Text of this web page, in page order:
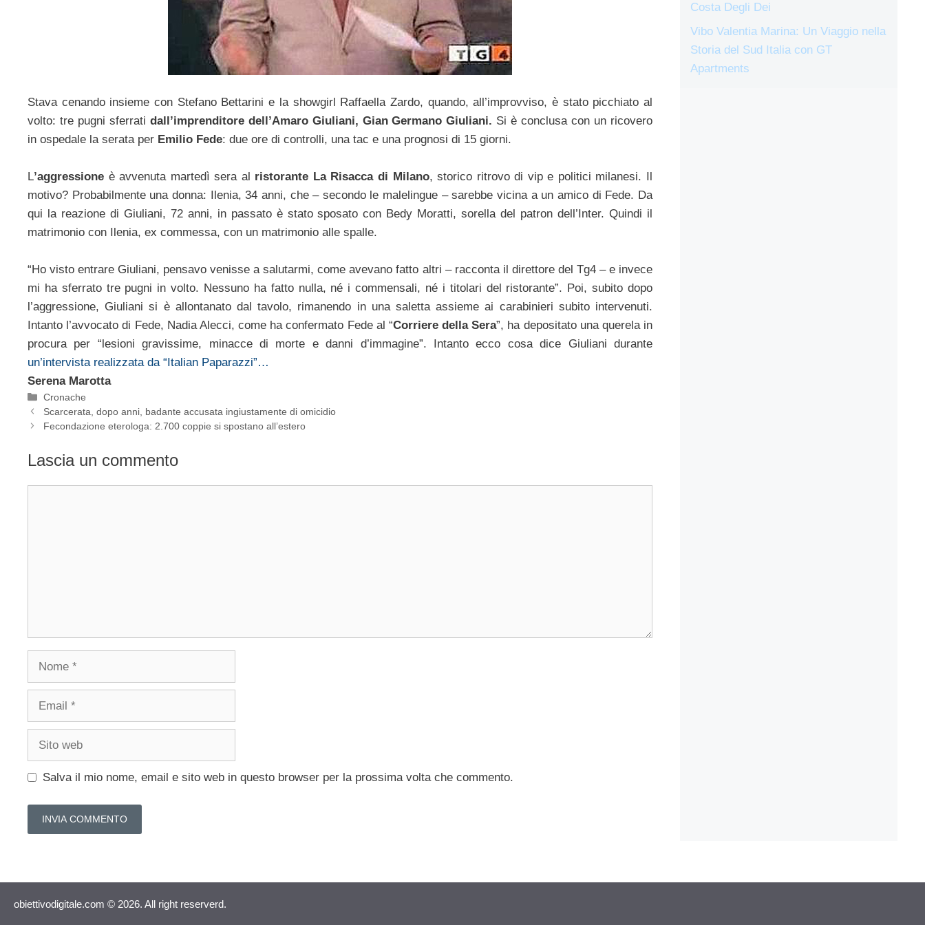
Stava cenando insieme con Stefano Bettarini e la showgirl Raffaella Zardo, quando, all’improvviso, è stato picchiato al
volto: tre pugni sferrati dall’imprenditore dell’Amaro Giuliani, Gian Germano Giuliani. Si è conclusa con un ricovero
in ospedale la serata per Emilio Fede: due ore di controlli, una tac e una prognosi di 15 giorni.
L’aggressione è avvenuta martedì sera al ristorante La Risacca di Milano, storico ritrovo di vip e politici milanesi. Il
motivo? Probabilmente una donna: Ilenia, 34 anni, che – secondo le malelingue – sarebbe vicina a un amico di Fede. Da
qui la reazione di Giuliani, 72 anni, in passato è stato sposato con Bedy Moratti, sorella del patron dell’Inter. Quindi il
matrimonio con Ilenia, ex commessa, con un matrimonio alle spalle.
“Ho visto entrare Giuliani, pensavo venisse a salutarmi, come avevano fatto altri – racconta il direttore del Tg4 – e invece
mi ha sferrato tre pugni in volto. Nessuno ha fatto nulla, né i commensali, né i titolari del ristorante”. Poi, subito dopo
l’aggressione, Giuliani si è allontanato dal tavolo, rimanendo in una saletta assieme ai carabinieri subito intervenuti.
Intanto l’avvocato di Fede, Nadia Alecci, come ha confermato Fede al “Corriere della Sera”, ha depositato una querela in
procura per “lesioni gravissime, minacce di morte e danni d’immagine”. Intanto ecco cosa dice Giuliani durante
un’intervista realizzata da “Italian Paparazzi”…
Serena Marotta
Categorie
Cronache
Scarcerata, dopo anni, badante accusata ingiustamente di omicidio
Fecondazione eterologa: 2.700 coppie si spostano all’estero
Lascia un commento
Nome
Email
Sito
Salva il mio nome, email e sito web in questo browser per la prossima volta che commento.
Costa Degli Dei
Vibo Valentia Marina: Un Viaggio nella
Storia del Sud Italia con GT
Apartments
obiettivodigitale.com © 2026. All right reserverd.